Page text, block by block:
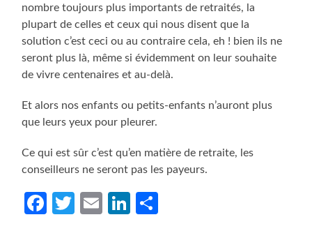
nombre toujours plus importants de retraités, la
plupart de celles et ceux qui nous disent que la
solution c’est ceci ou au contraire cela, eh ! bien ils ne
seront plus là, même si évidemment on leur souhaite
de vivre centenaires et au-delà.
Et alors nos enfants ou petits-enfants n’auront plus
que leurs yeux pour pleurer.
Ce qui est sûr c’est qu’en matière de retraite, les
conseilleurs ne seront pas les payeurs.
Facebook
Twitter
EmailLinkedIn